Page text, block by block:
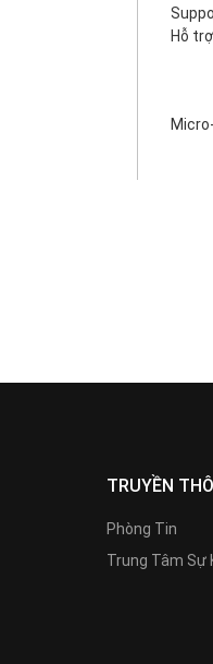
Hỗ
TRUYỀN
Phòng Tin
Trung Tâm Sự